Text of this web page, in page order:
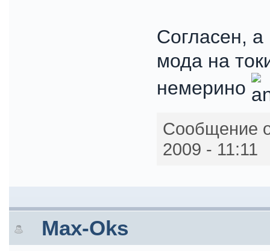
Согласен, а
мода на
немерино
Сообщение
2009 - 11:11
Max-Oks